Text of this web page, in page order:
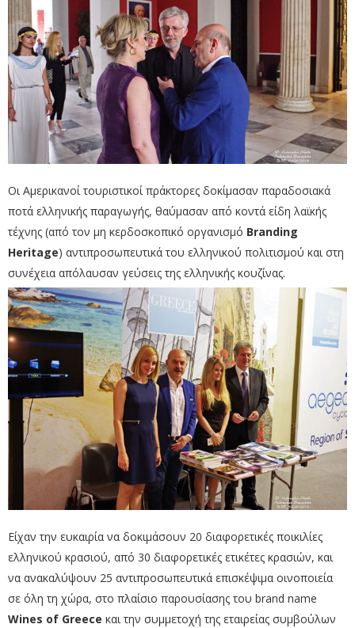
Οι Αμερικανοί τουριστικοί πράκτορες δοκίμασαν παραδοσιακά
ποτά ελληνικής παραγωγής, θαύμασαν από κοντά είδη λαϊκής
τέχνης (από τον μη κερδοσκοπικό οργανισμό Branding
Heritage) αντιπροσωπευτικά του ελληνικού πολιτισμού και στη
συνέχεια απόλαυσαν γεύσεις της ελληνικής κουζίνας.
Είχαν την ευκαιρία να δοκιμάσουν 20 διαφορετικές ποικιλίες
ελληνικού κρασιού, από 30 διαφορετικές ετικέτες κρασιών, και
να ανακαλύψουν 25 αντιπροσωπευτικά επισκέψιμα οινοποιεία
σε όλη τη χώρα, στο πλαίσιο παρουσίασης του brand name
Wines of Greece και την συμμετοχή της εταιρείας συμβούλων